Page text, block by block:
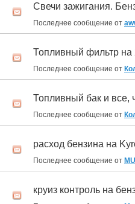
Свечи зажигания.
Последнее сообщение от
Топливный фильтр на
Последнее сообщение от
Топливный бак и все,
Последнее сообщение от
расход бензина на
Последнее сообщение от
круиз контроль на